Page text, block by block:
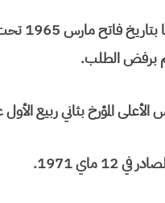
وبناء
برفض الطلب.
ربيع الأول عام 1377 موافق 27 شتنبر
ماي 1971.